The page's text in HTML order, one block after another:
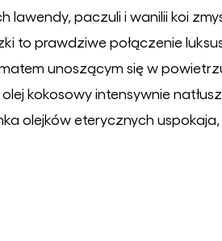
paczuli i wanilii koi
to prawdziwe połączenie
unoszącym się w
kokosowy intensywnie
olejków eterycznych